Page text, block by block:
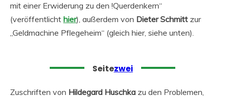
mit einer Erwiderung zu den !Querdenkern“
(veröffentlicht hier), außerdem von Dieter Schmitt zur
„Geldmachine Pflegeheim“ (gleich hier, siehe unten).
Seitezwei
Zuschriften von Hildegard Huschka zu den Problemen,